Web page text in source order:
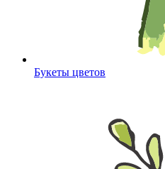
Букеты цветов